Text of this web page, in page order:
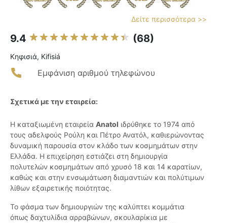
Δείτε περισσότερα >>
9.4 (68)
Κηφισιά, Kifisiá
Εμφάνιση αριθμού τηλεφώνου
Σχετικά με την εταιρεία:
Η καταξιωμένη εταιρεία Anatol ιδρύθηκε το 1974 από
τους αδελφούς Ρούλη και Πέτρο Ανατόλ, καθιερώνοντας
δυναμική παρουσία στον κλάδο των κοσμημάτων στην
Ελλάδα. Η επιχείρηση εστιάζει στη δημιουργία
πολυτελών κοσμημάτων από χρυσό 18 και 14 καρατίων,
καθώς και στην ενσωμάτωση διαμαντιών και πολύτιμων
λίθων εξαιρετικής ποιότητας.
Το φάσμα των δημιουργιών της καλύπτει κομμάτια
όπως δαχτυλίδια αρραβώνων, σκουλαρίκια με